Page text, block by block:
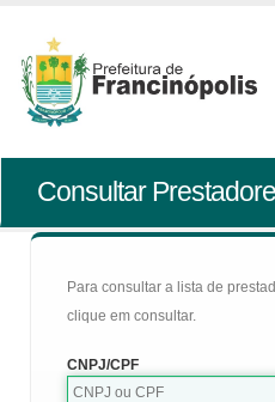
Consultar
Para consultar a lista de
clique em consultar.
CNPJ/CPF